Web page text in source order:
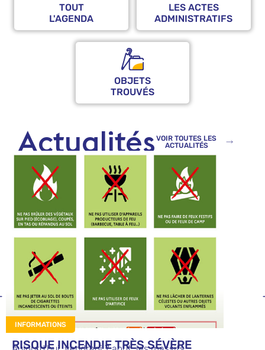
TOUT
L'AGENDA
LES ACTES
ADMINISTRATIFS
OBJETS
TROUVÉS
Actualités VOIR TOUTES LES
ACTUALITÉS
INFORMATIONS
RISQUE INCENDIE TRÈS SÉVÈRE